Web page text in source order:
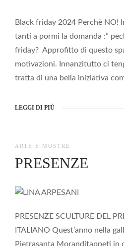
Black friday 2024 Perchè NO!
tanti a pormi la domanda :”
friday? Approfitto di questo
motivazioni. Innanzitutto ci
tratta di una bella iniziativa
LEGGI DI PIÙ
ARTE E MOSTRE
PRESENZE
PRESENZE SCULTURE DEL
ITALIANO Quest’anno nella
Pietrasanta Moranditappeti in